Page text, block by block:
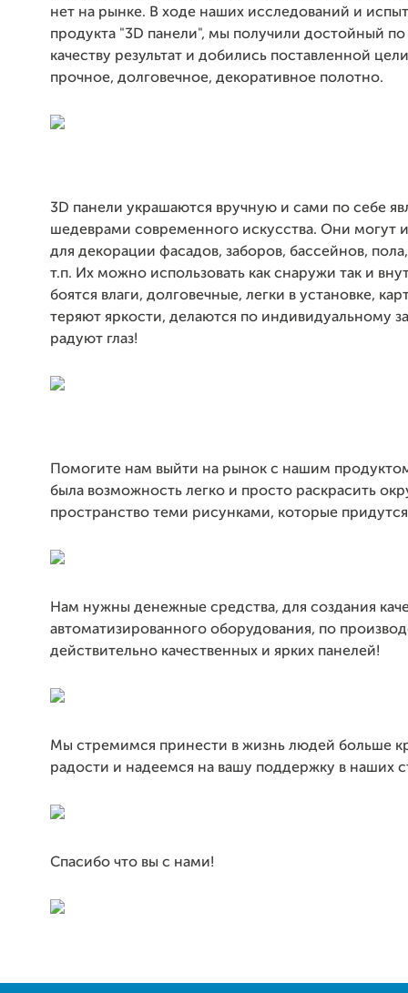
нет на рынке. В ходе наших исследований и
продукта "3D панели", мы получили достойный
качеству результат и добились поставленной
прочное, долговечное, декоративное полотно.
3D панели украшаются вручную и сами по себе
шедеврами современного искусства. Они могут
для декорации фасадов, заборов, бассейнов,
т.п. Их можно использовать как снаружи так и
боятся влаги, долговечные, легки в установке,
теряют яркости, делаются по индивидуальному
радуют глаз!
Помогите нам выйти на рынок с нашим
была возможность легко и просто раскрасить
пространство теми рисунками, которые
Нам нужны денежные средства, для создания
автоматизированного оборудования, по
действительно качественных и ярких панелей!
Мы стремимся принести в жизнь людей больше
радости и надеемся на вашу поддержку в наших
Спасибо что вы с нами!